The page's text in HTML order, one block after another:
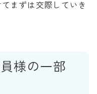
まずは交際していき
様の一部